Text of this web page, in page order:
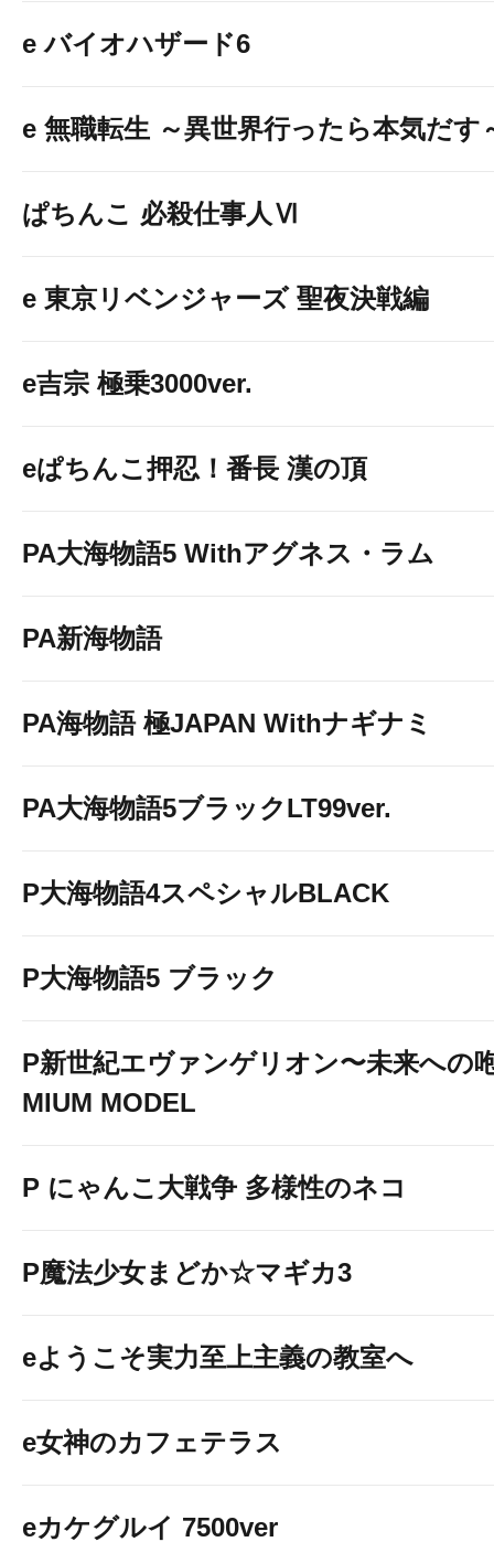
e バイオハザード6
e 無職転生 ～異世界行ったら本気だす
ぱちんこ 必殺仕事人Ⅵ
e 東京リベンジャーズ 聖夜決戦編
e吉宗 極乗3000ver.
eぱちんこ押忍！番長 漢の頂
PA大海物語5 Withアグネス・ラム
PA新海物語
PA海物語 極JAPAN Withナギナミ
PA大海物語5ブラックLT99ver.
P大海物語4スペシャルBLACK
P大海物語5 ブラック
P新世紀エヴァンゲリオン〜未来への
MIUM MODEL
P にゃんこ大戦争 多様性のネコ
P魔法少女まどか☆マギカ3
eようこそ実力至上主義の教室へ
e女神のカフェテラス
eカケグルイ 7500ver